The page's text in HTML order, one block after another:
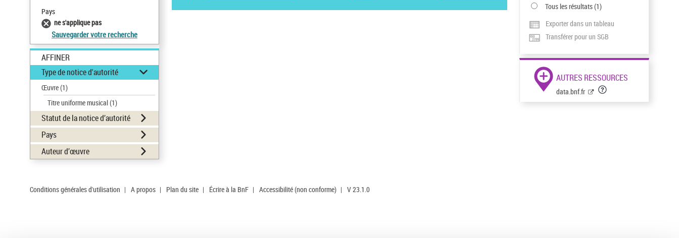
Pays
ne s'applique pas
Sauvegarder votre recherche
AFFINER
Type de notice d'autorité
Œuvre(1)
Titre uniforme musical(1)
Statut de la notice d’autorité
Pays
Auteur d’œuvre
Tous les résultats(1)
Exporter dans un tableau
Transférer pour un SGB
AUTRES RESSOURCES
data.bnf.fr
Conditions générales d'utilisation | A propos | Plan du site | Écrire à la BnF | Accessibilité (non conforme) | V 23.1.0